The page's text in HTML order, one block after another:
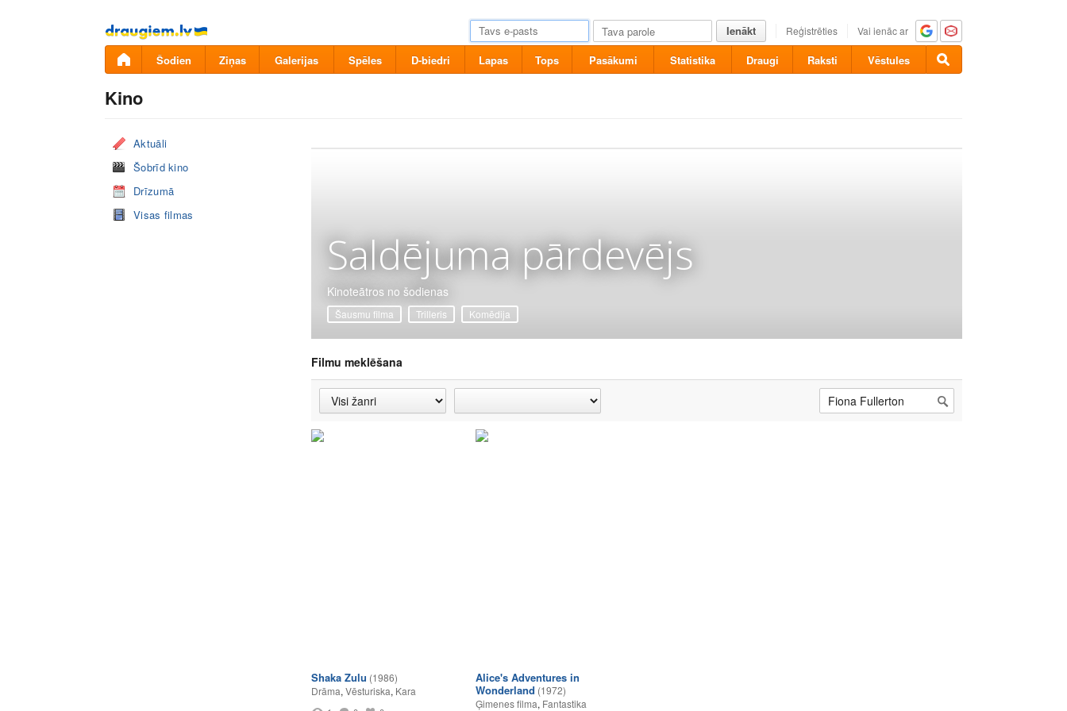
Pāriet
uz
saturu
Ienākt Reģistrēties Vai ienāc ar
Šodien Ziņas Galerijas Spēles D-biedri Lapas Tops Pasākumi Statistika Draugi Raksti Vēstules
Kino
Aktuāli
Šobrīd kino
Drīzumā
Visas filmas
Saldējuma pārdevējs
Kinoteātros no šodienas
Šausmu filma Trilleris Komēdija
Filmu meklēšana
Shaka Zulu (1986)
Drāma, Vēsturiska, Kara
Alice's Adventures in
Wonderland (1972)
Ģimenes filma, Fantastika